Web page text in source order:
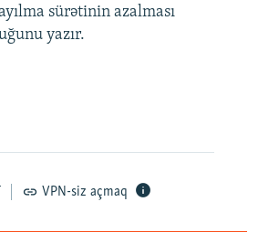
sürətinin azalması
yazır.
VPN-siz açmaq